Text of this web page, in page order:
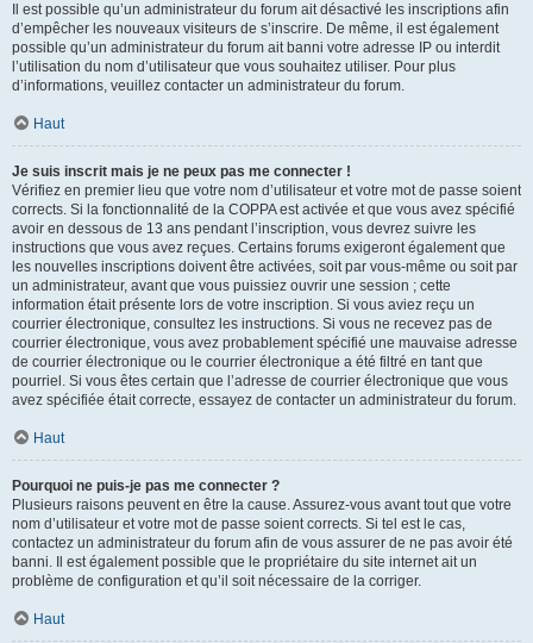
Il est possible qu’un administrateur du forum ait désactivé les inscriptions afin
d’empêcher les nouveaux visiteurs de s’inscrire. De même, il est également
possible qu’un administrateur du forum ait banni votre adresse IP ou interdit
l’utilisation du nom d’utilisateur que vous souhaitez utiliser. Pour plus
d’informations, veuillez contacter un administrateur du forum.
Haut
Je suis inscrit mais je ne peux pas me connecter !
Vérifiez en premier lieu que votre nom d’utilisateur et votre mot de passe soient
corrects. Si la fonctionnalité de la COPPA est activée et que vous avez spécifié
avoir en dessous de 13 ans pendant l’inscription, vous devrez suivre les
instructions que vous avez reçues. Certains forums exigeront également que
les nouvelles inscriptions doivent être activées, soit par vous-même ou soit par
un administrateur, avant que vous puissiez ouvrir une session ; cette
information était présente lors de votre inscription. Si vous aviez reçu un
courrier électronique, consultez les instructions. Si vous ne recevez pas de
courrier électronique, vous avez probablement spécifié une mauvaise adresse
de courrier électronique ou le courrier électronique a été filtré en tant que
pourriel. Si vous êtes certain que l’adresse de courrier électronique que vous
avez spécifiée était correcte, essayez de contacter un administrateur du forum.
Haut
Pourquoi ne puis-je pas me connecter ?
Plusieurs raisons peuvent en être la cause. Assurez-vous avant tout que votre
nom d’utilisateur et votre mot de passe soient corrects. Si tel est le cas,
contactez un administrateur du forum afin de vous assurer de ne pas avoir été
banni. Il est également possible que le propriétaire du site internet ait un
problème de configuration et qu’il soit nécessaire de la corriger.
Haut